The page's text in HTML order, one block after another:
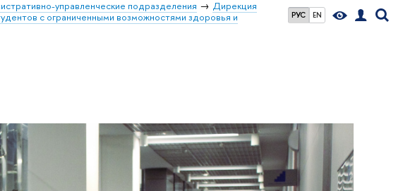
РУС EN
управленческие подразделения
Дирекция
с ограниченными возможностями здоровья и